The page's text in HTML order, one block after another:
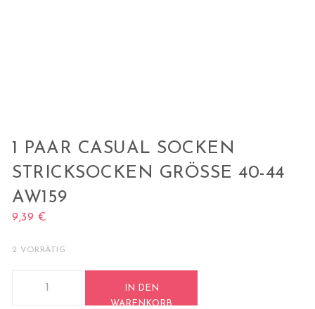
1 PAAR CASUAL SOCKEN
STRICKSOCKEN GRÖSSE 40-44 A
W159
9,39 €
2 VORRÄTIG
IN DEN
WARENKORB